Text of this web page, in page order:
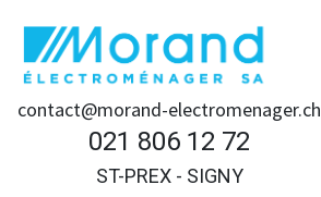
contact@morand-electromenager.ch
021 806 12 72
ST-PREX - SIGNY